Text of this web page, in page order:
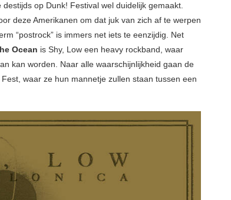
op Dunk! Festival wel duidelijk gemaakt.
deze Amerikanen om dat juk van zich af te werpen
“postrock” is immers net iets te eenzijdig. Net
Ocean is Shy, Low een heavy rockband, waar
kan worden. Naar alle waarschijnlijkheid gaan de
waar ze hun mannetje zullen staan tussen een